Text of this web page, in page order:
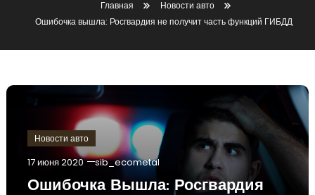
Главная
Новости авто
Ошибочка вышла: Росгвардия не получит часть функций ГИБДД
Новости авто
17 июня 2020 sib_ecometal
Ошибочка Вышла: Росгвардия